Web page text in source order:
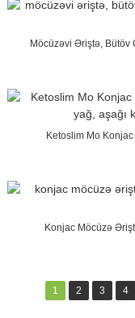
Möcüzəvi Əriştə, Bütöv
Ketoslim Mo
Konjac Möcüzə
1 2 3 4